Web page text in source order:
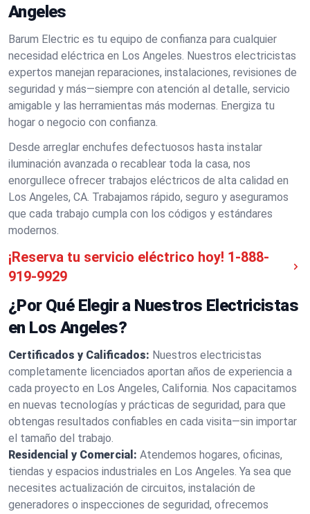
Angeles
Barum Electric es tu equipo de confianza para cualquier
necesidad eléctrica en Los Angeles. Nuestros electricistas
expertos manejan reparaciones, instalaciones, revisiones de
seguridad y más—siempre con atención al detalle, servicio
amigable y las herramientas más modernas. Energiza tu
hogar o negocio con confianza.
Desde arreglar enchufes defectuosos hasta instalar
iluminación avanzada o recablear toda la casa, nos
enorgullece ofrecer trabajos eléctricos de alta calidad en
Los Angeles, CA. Trabajamos rápido, seguro y aseguramos
que cada trabajo cumpla con los códigos y estándares
modernos.
¡Reserva tu servicio eléctrico hoy! 1-888-
919-9929
¿Por Qué Elegir a Nuestros Electricistas
en Los Angeles?
Certificados y Calificados: Nuestros electricistas
completamente licenciados aportan años de experiencia a
cada proyecto en Los Angeles, California. Nos capacitamos
en nuevas tecnologías y prácticas de seguridad, para que
obtengas resultados confiables en cada visita—sin importar
el tamaño del trabajo.
Residencial y Comercial: Atendemos hogares, oficinas,
tiendas y espacios industriales en Los Angeles. Ya sea que
necesites actualización de circuitos, instalación de
generadores o inspecciones de seguridad, ofrecemos